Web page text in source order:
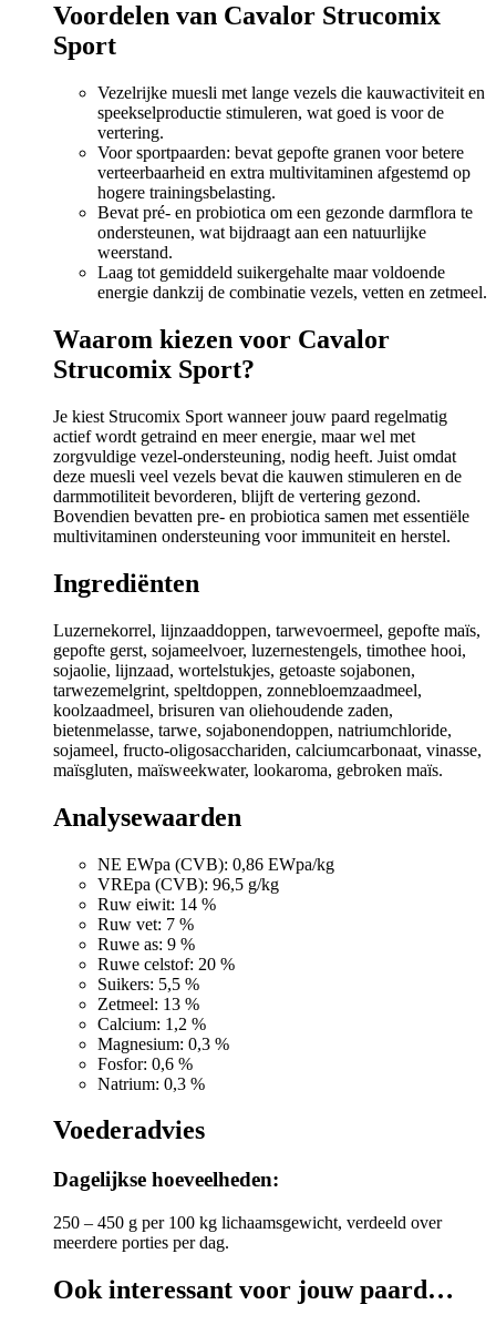
Voordelen van Cavalor Strucomix
Sport
Vezelrijke muesli met lange vezels die kauwactiviteit en
speekselproductie stimuleren, wat goed is voor de
vertering.
Voor sportpaarden: bevat gepofte granen voor betere
verteerbaarheid en extra multivitaminen afgestemd op
hogere trainingsbelasting.
Bevat pré- en probiotica om een gezonde darmflora te
ondersteunen, wat bijdraagt aan een natuurlijke
weerstand.
Laag tot gemiddeld suikergehalte maar voldoende
energie dankzij de combinatie vezels, vetten en zetmeel.
Waarom kiezen voor Cavalor
Strucomix Sport?
Je kiest Strucomix Sport wanneer jouw paard regelmatig
actief wordt getraind en meer energie, maar wel met
zorgvuldige vezel-ondersteuning, nodig heeft. Juist omdat
deze muesli veel vezels bevat die kauwen stimuleren en de
darmmotiliteit bevorderen, blijft de vertering gezond.
Bovendien bevatten pre- en probiotica samen met essentiële
multivitaminen ondersteuning voor immuniteit en herstel.
Ingrediënten
Luzernekorrel, lijnzaaddoppen, tarwevoermeel, gepofte maïs,
gepofte gerst, sojameelvoer, luzernestengels, timothee hooi,
sojaolie, lijnzaad, wortelstukjes, getoaste sojabonen,
tarwezemelgrint, speltdoppen, zonnebloemzaadmeel,
koolzaadmeel, brisuren van oliehoudende zaden,
bietenmelasse, tarwe, sojabonendoppen, natriumchloride,
sojameel, fructo-oligosacchariden, calciumcarbonaat, vinasse,
maïsgluten, maïsweekwater, lookaroma, gebroken maïs.
Analysewaarden
NE EWpa (CVB): 0,86 EWpa/kg
VREpa (CVB): 96,5 g/kg
Ruw eiwit: 14 %
Ruw vet: 7 %
Ruwe as: 9 %
Ruwe celstof: 20 %
Suikers: 5,5 %
Zetmeel: 13 %
Calcium: 1,2 %
Magnesium: 0,3 %
Fosfor: 0,6 %
Natrium: 0,3 %
Voederadvies
Dagelijkse hoeveelheden:
250 – 450 g per 100 kg lichaamsgewicht, verdeeld over
meerdere porties per dag.
Ook interessant voor jouw paard…